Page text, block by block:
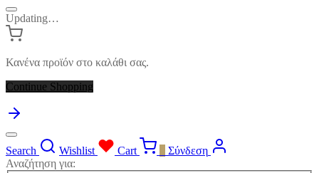
Updating…
Κανένα προϊόν στο καλάθι σας.
Continue Shopping
Search Wishlist Cart
Σύνδεση
Αναζήτηση για: